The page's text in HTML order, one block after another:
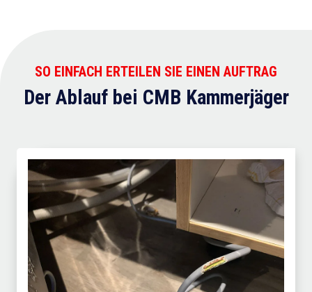
SO EINFACH ERTEILEN SIE EINEN AUFTRAG
Der Ablauf bei CMB Kammerjäger